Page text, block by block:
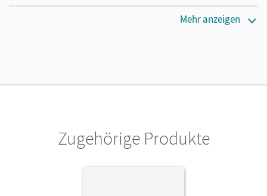
Unterrichtsmanagers solange das Lehrwerk erhältlich ist.
Mehr anzeigen
Zugehörige Produkte